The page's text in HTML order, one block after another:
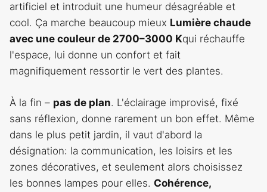
artificiel et introduit une humeur désagréable et
cool. Ça marche beaucoup mieux Lumière chaude
avec une couleur de 2700–3000 Kqui réchauffe
l'espace, lui donne un confort et fait
magnifiquement ressortir le vert des plantes.
À la fin – pas de plan. L'éclairage improvisé, fixé
sans réflexion, donne rarement un bon effet. Même
dans le plus petit jardin, il vaut d'abord la
désignation: la communication, les loisirs et les
zones décoratives, et seulement alors choisissez
les bonnes lampes pour elles. Cohérence,